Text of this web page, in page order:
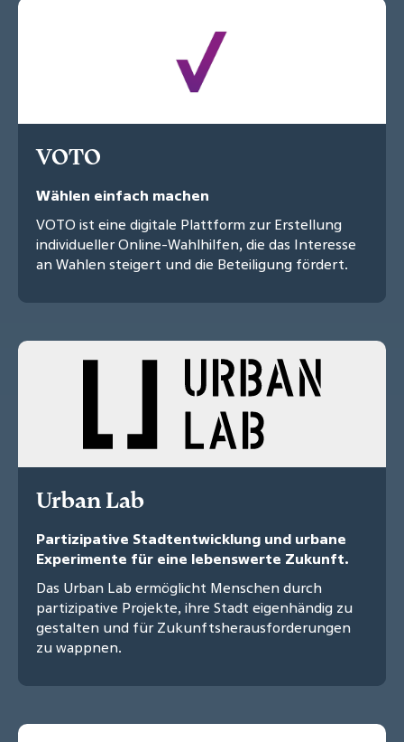
VOTO
Wählen einfach machen
VOTO ist eine digitale Plattform zur Erstellung
individueller Online-Wahlhilfen, die das Interesse
an Wahlen steigert und die Beteiligung fördert.
Urban Lab
Partizipative Stadtentwicklung und urbane
Experimente für eine lebenswerte Zukunft.
Das Urban Lab ermöglicht Menschen durch
partizipative Projekte, ihre Stadt eigenhändig zu
gestalten und für Zukunftsherausforderungen
zu wappnen.